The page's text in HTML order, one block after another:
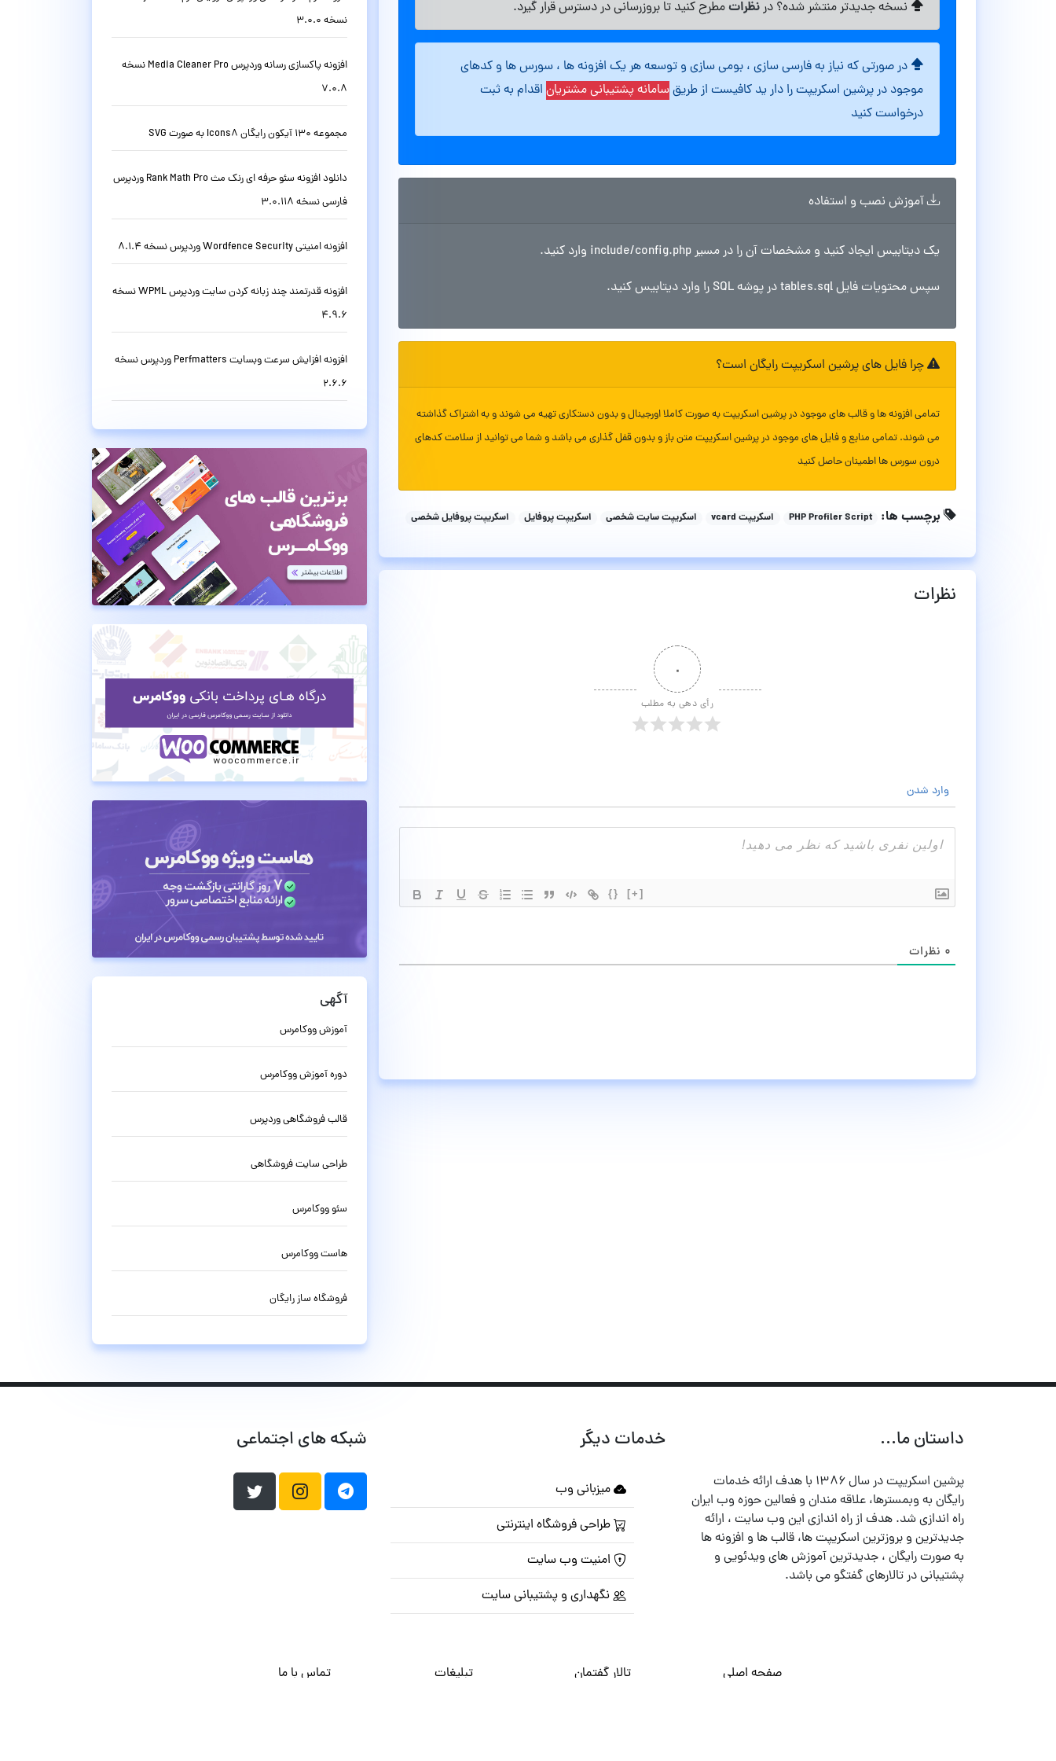
نسخه جدیدتر منتشر شده؟ درنظراتمطرح کنید تا بروزرسانی در دسترس قرار گیرد.
در صورتی که نیاز به فارسی سازی ، بومی سازی و توسعه هر یک افزونه ها ، سورس ها و کدهای
موجود در پرشین اسکریپت را دار ید کافیست از طریقسامانه پشتیبانی مشتریان اقدام به ثبت
درخواست کنید
آموزش نصب و استفاده
یک دیتابیس ایجاد کنید و مشخصات آن را در مسیر include/config.php وارد کنید.
سپس محتویات فایل tables.sql در پوشه SQL را وارد دیتابیس کنید.
چرا فایل های پرشین اسکریپت رایگان است؟
تمامی افزونه ها و قالب های موجود در پرشین اسکریپت به صورت کاملا اورجینال و بدون دستکاری تهیه می شوند و به اشتراک گذاشته
می شوند. تمامی منابع و فایل های موجود در پرشین اسکریپت متن باز و بدون قفل گذاری می باشد و شما می توانید از سلامت کدهای
درون سورس ها اطمینان حاصل کنید
برچسب ها: PHP Profiler Script اسکریپت vcard اسکریپت سایت شخصی اسکریپت پروفایل اسکریپت پروفایل شخصی
نظرات
۰
رأی دهی به مطلب
وارد شدن
{} [+]
۰ نظرات
نسخه 3.0.0
افزونه پاکسازی رسانه وردپرس Media Cleaner Pro نسخه
7.0.8
مجموعه 130 آیکون رایگان Icons8 به صورت SVG
دانلود افزونه سئو حرفه ای رنک مث Rank Math Pro وردپرس
فارسی نسخه 3.0.118
افزونه امنیتی Wordfence Security وردپرس نسخه 8.1.4
افزونه قدرتمند چند زبانه کردن سایت وردپرس WPML نسخه
4.9.6
افزونه افزایش سرعت وبسایت Perfmatters وردپرس نسخه
2.6.6
آگهی
آموزش ووکامرس
دوره آموزش ووکامرس
قالب فروشگاهی وردپرس
طراحی سایت فروشگاهی
سئو ووکامرس
هاست ووکامرس
فروشگاه ساز رایگان
داستان ما...
پرشین اسکریپت در سال ۱۳۸۶ با هدف ارائه خدمات
رایگان به وبمسترها، علاقه مندان و فعالین حوزه وب ایران
راه اندازی شد. هدف از راه اندازی این وب سایت ، ارائه
جدیدترین و بروزترین اسکریپت ها، قالب ها و افزونه ها
به صورت رایگان ، جدیدترین آموزش های ویدئویی و
پشتیبانی در تالارهای گفتگو می باشد.
خدمات دیگر
میزبانی وب
طراحی فروشگاه اینترنتی
امنیت وب سایت
نگهداری و پشتیبانی سایت
شبکه های اجتماعی
صفحه اصلی تالار گفتمان تبلیغات تماس با ما